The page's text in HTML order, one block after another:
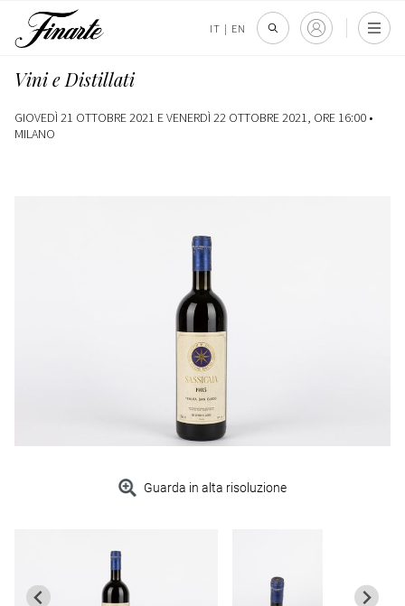
IT | EN
Vini e Distillati
GIOVEDÌ 21 OTTOBRE 2021 E VENERDÌ 22 OTTOBRE 2021, ORE 16:00 •
MILANO
Guarda in alta risoluzione